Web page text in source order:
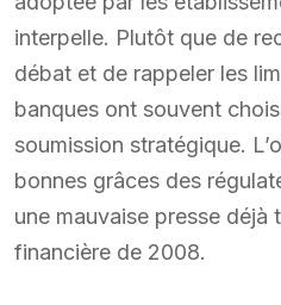
interpelle. Plutôt que de
débat et de rappeler les
banques ont souvent
soumission stratégique.
bonnes grâces des
une mauvaise presse déjà
financière de 2008.